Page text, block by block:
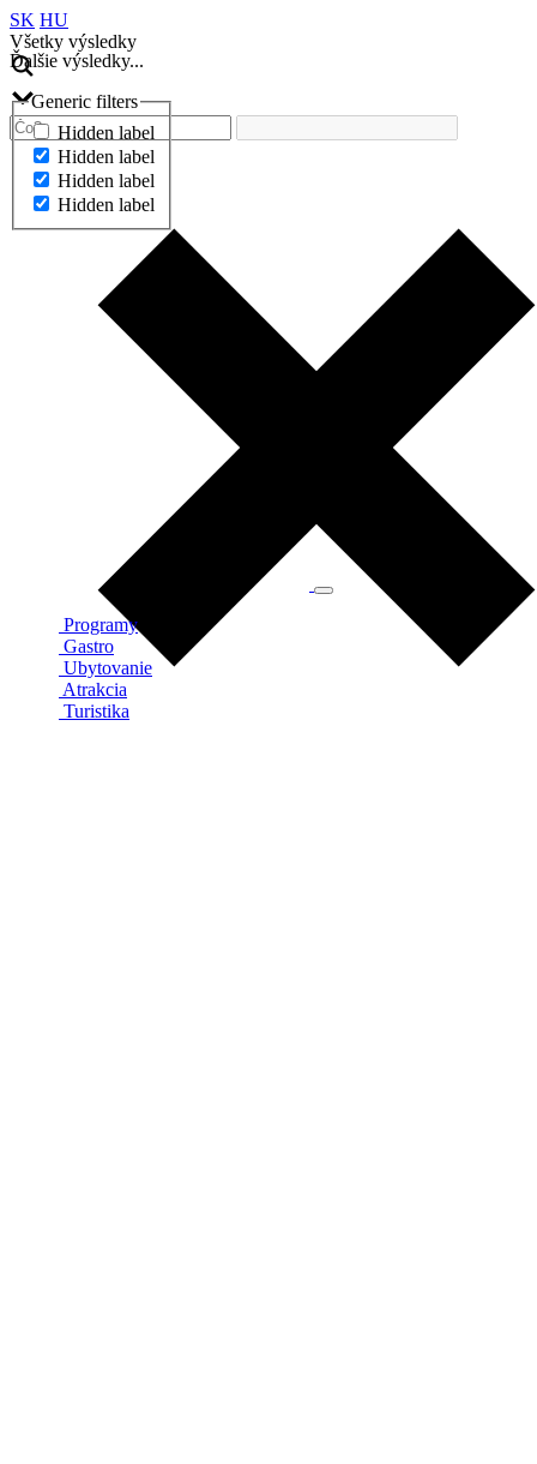
SK HU
Všetky výsledky
Ďalšie výsledky...
Generic filters
Hidden label
Hidden label
Hidden label
Hidden label
Ďalšie výsledky...
Programy
Gastro
Ubytovanie
Atrakcia
Turistika